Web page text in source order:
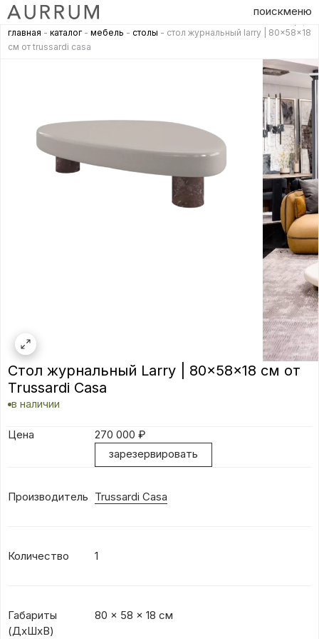
поискменю
главная - каталог - мебель - столы - стол журнальный larry | 80x58x18
см от trussardi casa
Стол журнальный Larry | 80x58x18 см от
Trussardi Casa
в наличии
Цена 270 000 ₽
зарезервировать
Производитель Trussardi Casa
Количество 1
Габариты
(ДхШхВ)
80 x 58 x 18 см